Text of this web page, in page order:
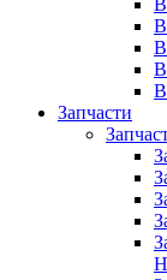
Запчасти